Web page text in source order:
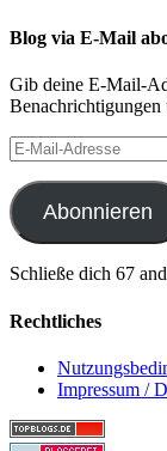
Blog via E-Mail
Gib deine E-Mail-
Benachrichtigungen
E-
Mail-
Adresse
Abonnieren
Schließe dich 67
Rechtliches
Impressum /